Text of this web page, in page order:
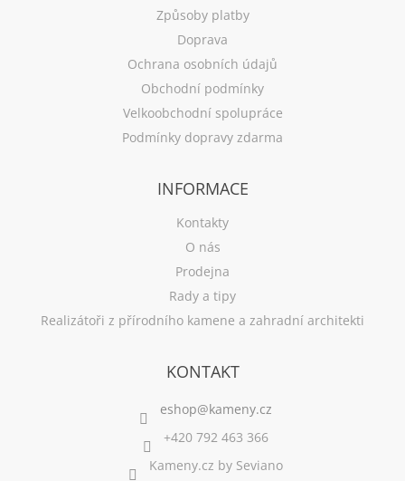
Způsoby platby
Doprava
Ochrana osobních údajů
Obchodní podmínky
Velkoobchodní spolupráce
Podmínky dopravy zdarma
INFORMACE
Kontakty
O nás
Prodejna
Rady a tipy
Realizátoři z přírodního kamene a zahradní architekti
KONTAKT
+420 792 463 366
Kameny.cz by Seviano